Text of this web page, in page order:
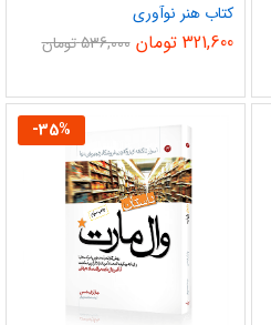
کتاب هنر نوآوری
321,600 تومان 536,000تومان
-35%